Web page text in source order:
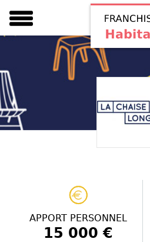
APPORT PERSONNEL
15 000 €